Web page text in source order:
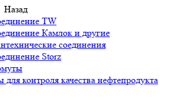
Назад
TW
Камлок и другие
соединения
Storz
контроля качества нефтепродукта